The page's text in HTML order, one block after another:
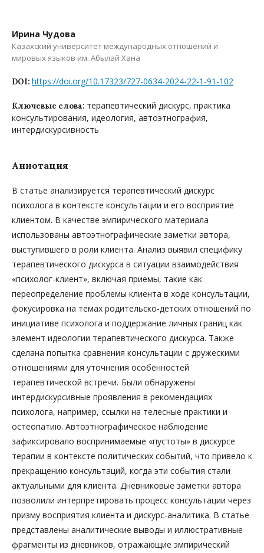
Ирина Чудова
Казахский университет международных отношений и
мировых языков им. Абылай Хана
DOI: https://doi.org/10.17323/727-0634-2024-22-1-91-102
Ключевые слова: терапевтический дискурс, практика
консультирования, идеология, автоэтнография,
интердискурсивность
Аннотация
В статье анализируется терапевтический дискурс
психолога в контексте консультации и его восприятие
клиентом. В качестве эмпирического материала
использованы автоэтнографические заметки автора,
выступившего в роли клиента. Анализ выявил специфику
терапевтического дискурса в ситуации взаимодействия
«психолог-клиент», включая приемы, такие как
переопределение проблемы клиента в ходе консультации,
фокусировка на темах родительско-детских отношений по
инициативе психолога и поддержание личных границ как
элемент идеологии терапевтического дискурса. Также
сделана попытка сравнения консультации с дружескими
отношениями для уточнения особенностей
терапевтической встречи. Были обнаружены
интердискурсивные проявления в рекомендациях
психолога, например, ссылки на телесные практики и
остеопатию. Автоэтнографическое наблюдение
зафиксировало воспринимаемые «пустоты» в дискурсе
терапии в контексте политических событий, что привело к
прекращению консультаций, когда эти события стали
актуальными для клиента. Дневниковые заметки автора
позволили интерпретировать процесс консультации через
призму восприятия клиента и дискурс-аналитика. В статье
представлены аналитические выводы и иллюстративные
фрагменты из дневников, отражающие эмпирический